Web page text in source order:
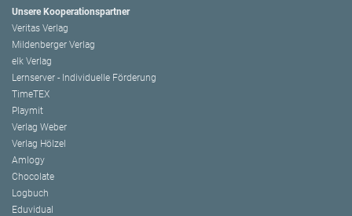
Unsere Kooperationspartner
Veritas Verlag
Mildenberger Verlag
elk Verlag
Lernserver - Individuelle Förderung
TimeTEX
Playmit
Verlag Weber
Verlag Hölzel
Amlogy
Chocolate
Logbuch
Eduvidual